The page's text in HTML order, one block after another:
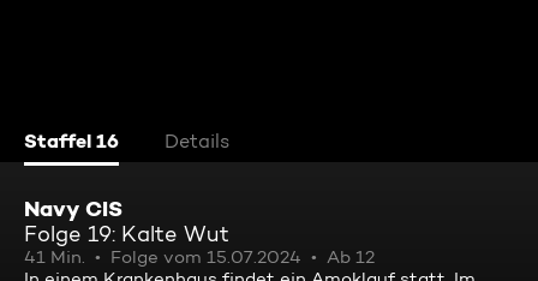
Staffel 16 Details
Navy CIS
Folge 19: Kalte Wut
41 Min. Folge vom 15.07.2024
Ab 12